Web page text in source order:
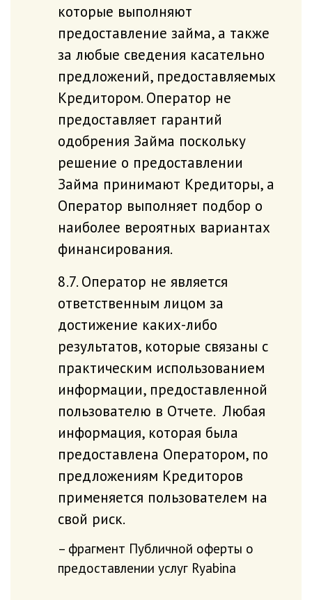
которые выполняют
предоставление займа, а также
за любые сведения касательно
предложений, предоставляемых
Кредитором. Оператор не
предоставляет гарантий
одобрения Займа поскольку
решение о предоставлении
Займа принимают Кредиторы, а
Оператор выполняет подбор о
наиболее вероятных вариантах
финансирования.
8.7. Оператор не является
ответственным лицом за
достижение каких-либо
результатов, которые связаны с
практическим использованием
информации, предоставленной
пользователю в Отчете. Любая
информация, которая была
предоставлена Оператором, по
предложениям Кредиторов
применяется пользователем на
свой риск.
фрагмент Публичной оферты о
предоставлении услуг Ryabina